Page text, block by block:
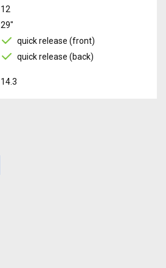
12
29"
quick release (front)
quick release (back)
14.3